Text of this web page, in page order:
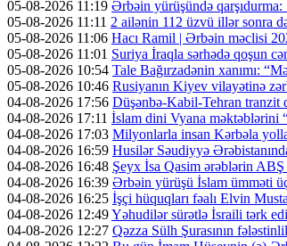
05-08-2026 11:19 Ərbəin yürüşündə
05-08-2026 11:11 2 ailənin 112 üzvü illər sonra
05-08-2026 11:06 Hacı Ramil | Ərbəin məclisi
05-08-2026 11:01 Suriya İraqla sərhədə qoşun
05-08-2026 10:54 Tale Bağırzadənin xanımı:
05-08-2026 10:46 Rusiyanın Kiyev vilayətinə
04-08-2026 17:56 Düşənbə-Kabil-Tehran tranzit
04-08-2026 17:11 İslam dini Vyana məktəblərini
04-08-2026 17:03 Milyonlarla insan Kərbəla
04-08-2026 16:59 Husilər Səudiyyə
04-08-2026 16:48 Şeyx İsa Qasim ərəblərin ABŞ
04-08-2026 16:39 Ərbəin yürüşü İslam ümməti
04-08-2026 16:25 İşçi hüquqları fəalı Elvin
04-08-2026 12:49Yəhudilər sürətlə İsraili tərk
04-08-2026 12:27 Qəzza Sülh Şurasının